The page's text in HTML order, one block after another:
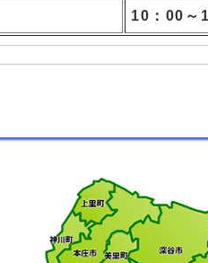
10：00～